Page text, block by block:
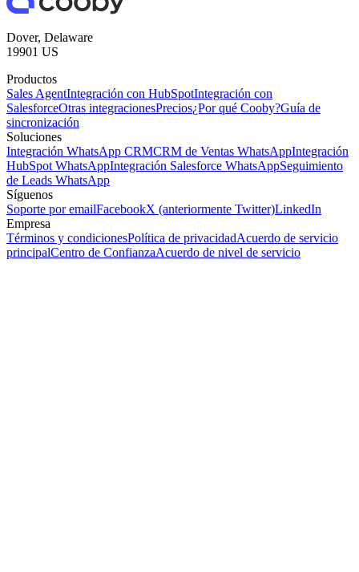
Dover, Delaware
19901 US
Productos
Sales AgentIntegración con HubSpotIntegración con
SalesforceOtras integracionesPrecios¿Por qué Cooby?Guía de
sincronización
Soluciones
Integración WhatsApp CRMCRM de Ventas WhatsAppIntegración
HubSpot WhatsAppIntegración Salesforce WhatsAppSeguimiento
de Leads WhatsApp
Síguenos
Soporte por emailFacebookX (anteriormente Twitter)LinkedIn
Empresa
Términos y condicionesPolítica de privacidadAcuerdo de servicio
principalCentro de ConfianzaAcuerdo de nivel de servicio